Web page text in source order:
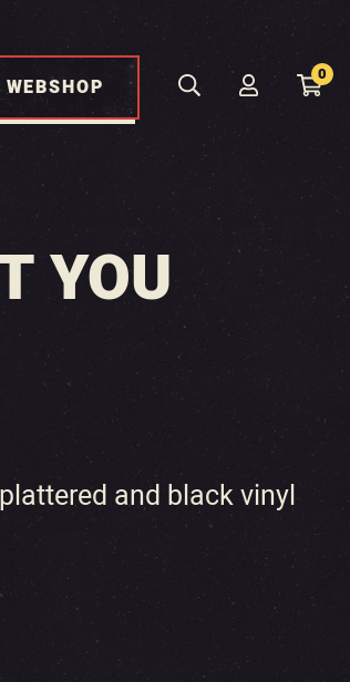
WEBSHOP
0
YOU
and black vinyl